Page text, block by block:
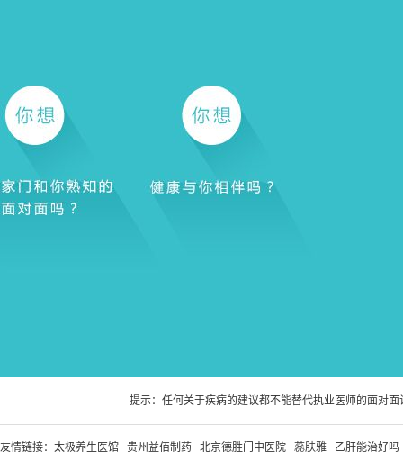
提示：任何关于疾病的建议都不能替代执业医师的面对
友情链接： 太极养生医馆 贵州益佰制药 北京德胜门中医院 蕊肤雅 乙肝能治好吗